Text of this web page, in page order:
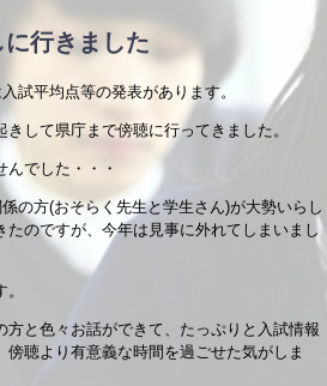
行きました
試平均点等の発表があります。
して県庁まで傍聴に行ってきました。
でした・・・
の方(おそらく先生と学生さん)が大勢いらし
たのですが、今年は見事に外れてしまいまし
方と色々お話ができて、たっぷりと入試情報
聴より有意義な時間を過ごせた気がしま